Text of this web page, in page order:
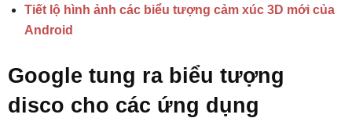
Tiết lộ hình ảnh các biểu tượng cảm xúc 3D mới của
Android
Google tung ra biểu tượng
disco cho các ứng dụng